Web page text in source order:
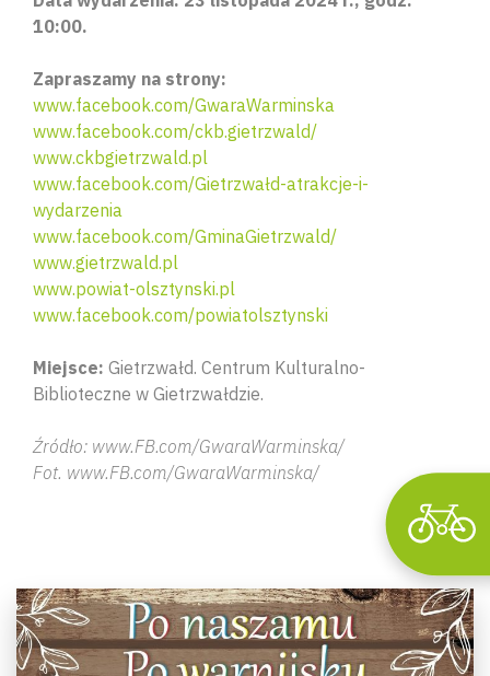
10:00.
Zapraszamy na strony:
www.facebook.com/GwaraWarminska
www.facebook.com/ckb.gietrzwald/
www.ckbgietrzwald.pl
www.facebook.com/Gietrzwałd-atrakcje-i-
wydarzenia
www.facebook.com/GminaGietrzwald/
www.gietrzwald.pl
www.powiat-olsztynski.pl
www.facebook.com/powiatolsztynski
Miejsce: Gietrzwałd. Centrum Kulturalno-
Biblioteczne w Gietrzwałdzie.
Źródło: www.FB.com/GwaraWarminska/
Fot. www.FB.com/GwaraWarminska/